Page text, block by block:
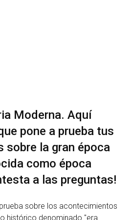
Moderna. Aquí
pone a prueba tus
sobre la gran época
como época
a las preguntas!
sobre los acontecimientos
histórico denominado "era